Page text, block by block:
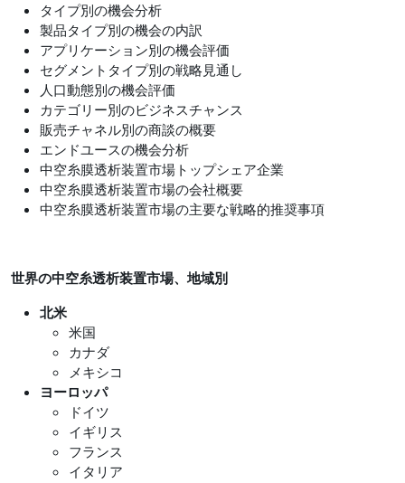
タイプ別の機会分析
製品タイプ別の機会の内訳
アプリケーション別の機会評価
セグメントタイプ別の戦略見通し
人口動態別の機会評価
カテゴリー別のビジネスチャンス
販売チャネル別の商談の概要
エンドユースの機会分析
中空糸膜透析装置市場トップシェア企業
中空糸膜透析装置市場の会社概要
中空糸膜透析装置市場の主要な戦略的推奨事項
世界の中空糸透析装置市場、地域別
北米
米国
カナダ
メキシコ
ヨーロッパ
ドイツ
イギリス
フランス
イタリア